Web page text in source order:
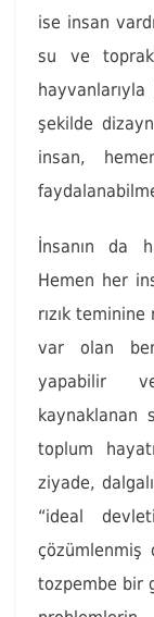
ise insan
su ve
şekilde
insan,
İnsanın da
Hemen her
rızık teminine
var olan
yapabilir
kaynaklanan
toplum
ziyade,
“ideal
tozpembe bir